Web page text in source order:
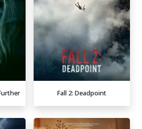
Fall 2: Deadpoint